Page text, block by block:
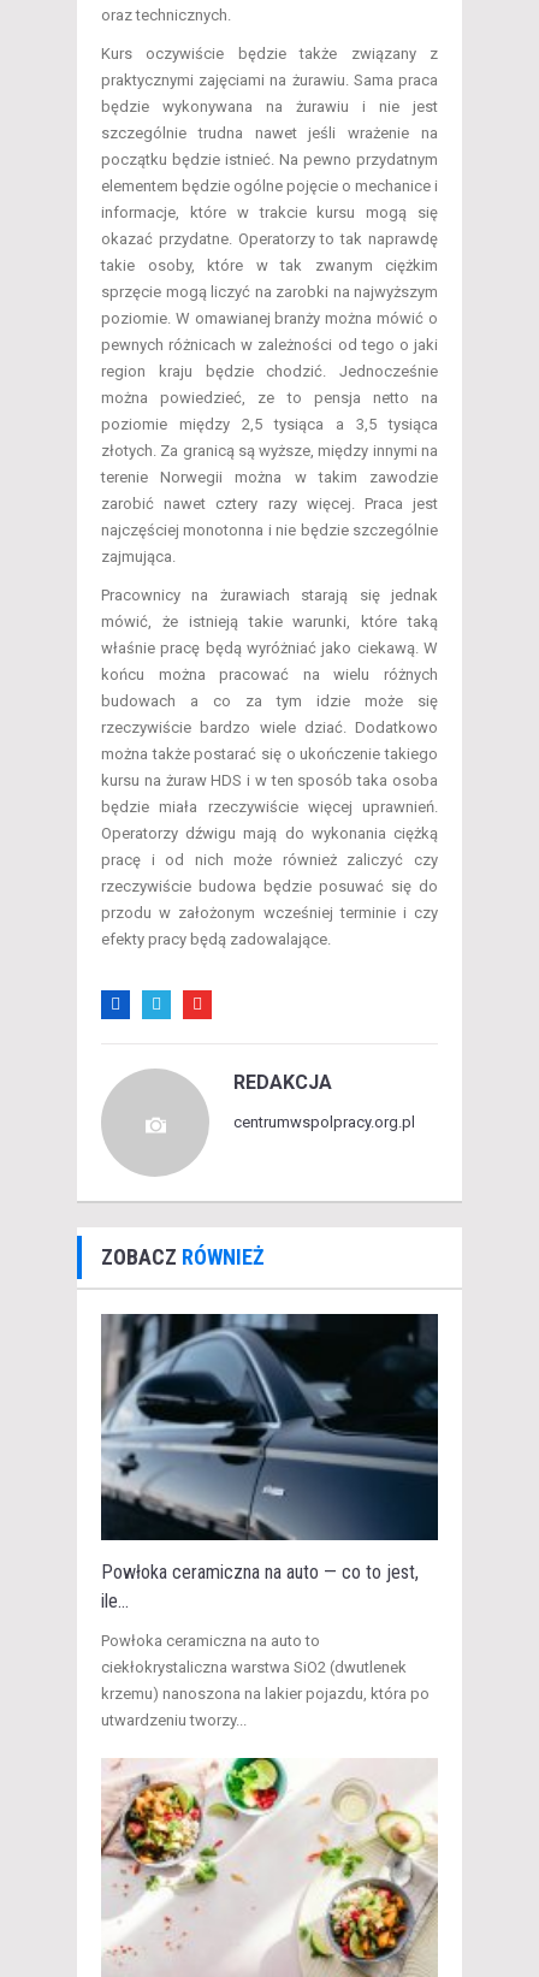
oraz technicznych.
Kurs oczywiście będzie także związany z
praktycznymi zajęciami na żurawiu. Sama praca
będzie wykonywana na żurawiu i nie jest
szczególnie trudna nawet jeśli wrażenie na
początku będzie istnieć. Na pewno przydatnym
elementem będzie ogólne pojęcie o mechanice i
informacje, które w trakcie kursu mogą się
okazać przydatne. Operatorzy to tak naprawdę
takie osoby, które w tak zwanym ciężkim
sprzęcie mogą liczyć na zarobki na najwyższym
poziomie. W omawianej branży można mówić o
pewnych różnicach w zależności od tego o jaki
region kraju będzie chodzić. Jednocześnie
można powiedzieć, ze to pensja netto na
poziomie między 2,5 tysiąca a 3,5 tysiąca
złotych. Za granicą są wyższe, między innymi na
terenie Norwegii można w takim zawodzie
zarobić nawet cztery razy więcej. Praca jest
najczęściej monotonna i nie będzie szczególnie
zajmująca.
Pracownicy na żurawiach starają się jednak
mówić, że istnieją takie warunki, które taką
właśnie pracę będą wyróżniać jako ciekawą. W
końcu można pracować na wielu różnych
budowach a co za tym idzie może się
rzeczywiście bardzo wiele dziać. Dodatkowo
można także postarać się o ukończenie takiego
kursu na żuraw HDS i w ten sposób taka osoba
będzie miała rzeczywiście więcej uprawnień.
Operatorzy dźwigu mają do wykonania ciężką
pracę i od nich może również zaliczyć czy
rzeczywiście budowa będzie posuwać się do
przodu w założonym wcześniej terminie i czy
efekty pracy będą zadowalające.
REDAKCJA
centrumwspolpracy.org.pl
ZOBACZ RÓWNIEŻ
Powłoka ceramiczna na auto — co to jest,
ile...
​Powłoka ceramiczna na auto to
ciekłokrystaliczna warstwa SiO2 (dwutlenek
krzemu) nanoszona na lakier pojazdu, która po
utwardzeniu tworzy...